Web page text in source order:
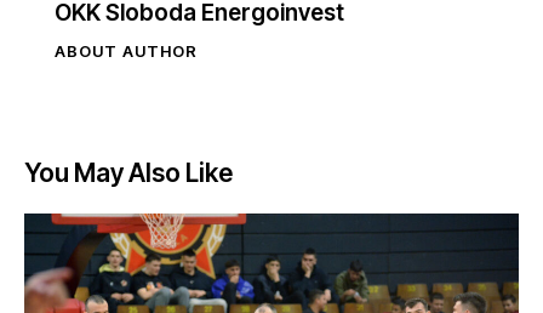
OKK Sloboda Energoinvest
ABOUT AUTHOR
You May Also Like